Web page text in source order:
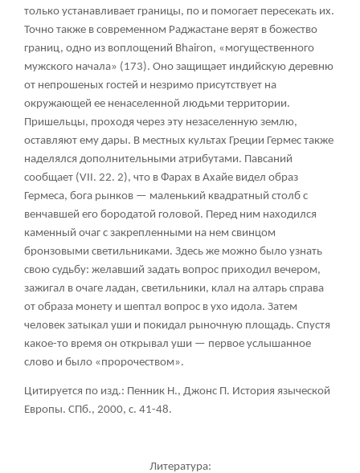
только устанавливает границы, по и помогает пересекать их.
Точно также в современном Раджастане верят в божество
границ, одно из воплощений Bhairon, «могущественного
мужского начала» (173). Оно защищает индийскую деревню
от непрошеных гостей и незримо присутствует на
окружающей ее ненаселенной людьми территории.
Пришельцы, проходя через эту незаселенную землю,
оставляют ему дары. В местных культах Греции Гермес также
наделялся дополнительными атрибутами. Павсаний
сообщает (VII. 22. 2), что в Фарах в Ахайе видел образ
Гермеса, бога рынков — маленький квадратный столб с
венчавшей его бородатой головой. Перед ним находился
каменный очаг с закрепленными на нем свинцом
бронзовыми светильниками. Здесь же можно было узнать
свою судьбу: желавший задать вопрос приходил вечером,
зажигал в очаге ладан, светильники, клал на алтарь справа
от образа монету и шептал вопрос в ухо идола. Затем
человек затыкал уши и покидал рыночную площадь. Спустя
какое-то время он открывал уши — первое услышанное
слово и было «пророчеством».
Цитируется по изд.: Пенник Н., Джонс П. История языческой
Европы. СПб., 2000, с. 41-48.
Литература: